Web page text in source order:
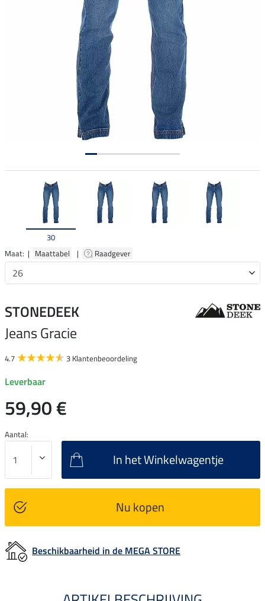
30
Maat: | Maattabel | Raadgever
STONEDEEK
Jeans Gracie
4.7 3 Klantenbeoordeling
Leverbaar
59,90 €
Aantal:
In het Winkelwagentje
Nu kopen
Beschikbaarheid in de MEGA STORE